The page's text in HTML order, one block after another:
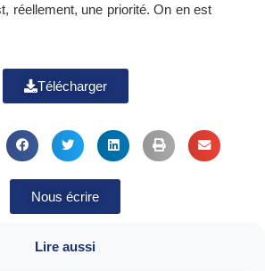
réellement, une priorité. On en est
Télécharger
Nous écrire
Lire aussi